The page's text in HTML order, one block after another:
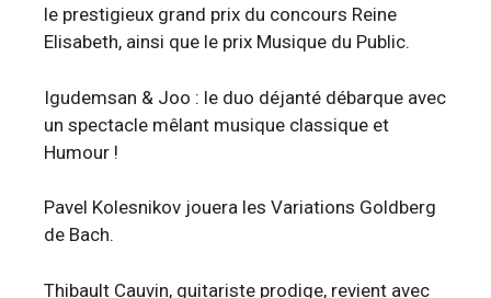
le prestigieux grand prix du concours Reine
Elisabeth, ainsi que le prix Musique du Public.
Igudemsan & Joo : le duo déjanté débarque avec
un spectacle mêlant musique classique et
Humour !
Pavel Kolesnikov jouera les Variations Goldberg
de Bach.
Thibault Cauvin, guitariste prodige, revient avec